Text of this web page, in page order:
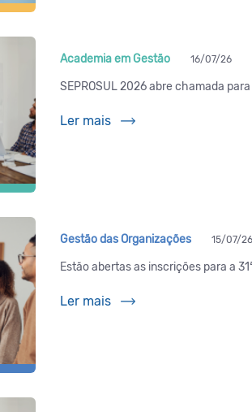
Academia em Gestão 16/07/26
SEPROSUL 2026 abre chamada
Ler mais
Gestão das Organizações 15/07/26
Estão abertas as inscrições para a
Ler mais